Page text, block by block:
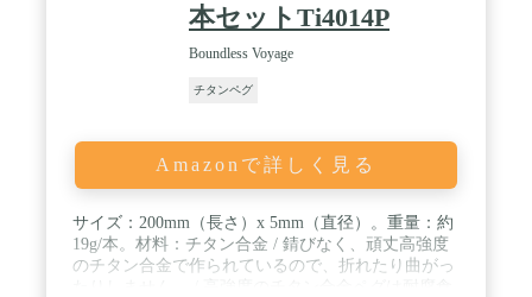
本セットTi4014P
Boundless Voyage
チタンペグ
Amazonで詳しく見る
サイズ：200mm（長さ）x 5mm（直径）。重量：約
19g/本。材料：チタン合金 / 錆びなく、頑丈高強度
のチタン合金で作られているので、折れたり曲がっ